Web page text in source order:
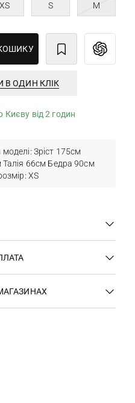
XS S M
В ОДИН КЛІК
Києву від 2 годин
Зріст 175см
Талія 66см Бедра 90см
XS